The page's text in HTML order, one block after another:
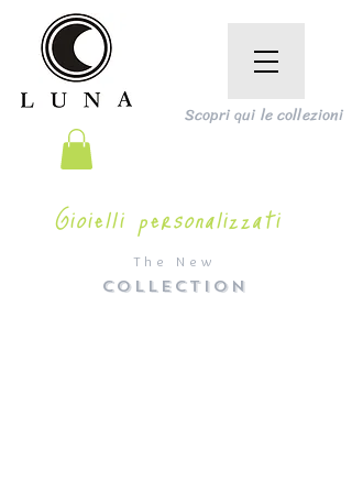
The New
COLLECTION
Scopri qui le collezioni
Gioielli personalizzati